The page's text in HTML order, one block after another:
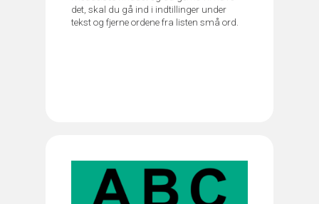
det, skal du gå ind i indtillinger under
tekst og fjerne ordene fra listen små ord.